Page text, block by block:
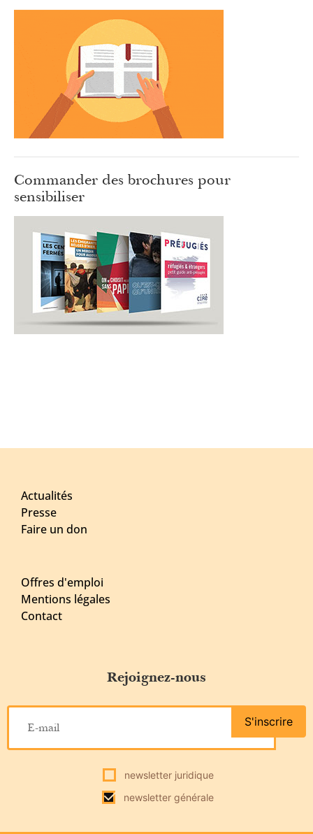
Commander des brochures pour
sensibiliser
Actualités
Presse
Faire un don
Offres d'emploi
Mentions légales
Contact
Rejoignez-nous
newsletter juridique
newsletter générale
S'inscrire